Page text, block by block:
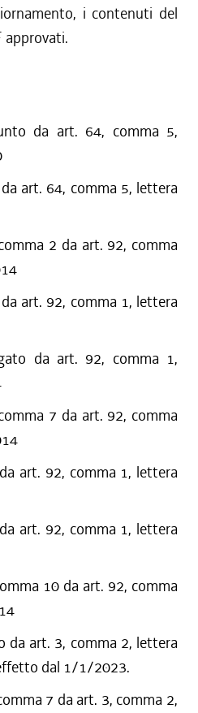
i contenuti del
approvati.
da art. 64, comma 5,
art. 64, comma 5, lettera
2 da art. 92, comma
art. 92, comma 1, lettera
da art. 92, comma 1,
7 da art. 92, comma
art. 92, comma 1, lettera
art. 92, comma 1, lettera
10 da art. 92, comma
da art. 3, comma 2, lettera
dal 1/1/2023.
7 da art. 3, comma 2,